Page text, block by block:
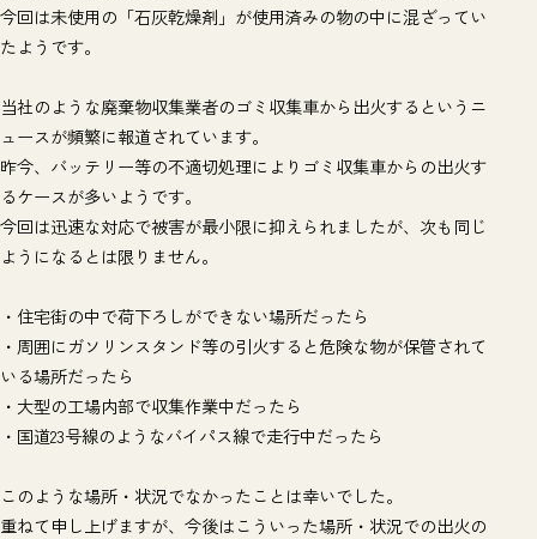
今回は未使用の「石灰乾燥剤」が使用済みの物の中に混ざってい
たようです。
当社のような廃棄物収集業者のゴミ収集車から出火するというニ
ュースが頻繁に報道されています。
昨今、バッテリー等の不適切処理によりゴミ収集車からの出火す
るケースが多いようです。
今回は迅速な対応で被害が最小限に抑えられましたが、次も同じ
ようになるとは限りません。
・住宅街の中で荷下ろしができない場所だったら
・周囲にガソリンスタンド等の引火すると危険な物が保管されて
いる場所だったら
・大型の工場内部で収集作業中だったら
・国道23号線のようなバイパス線で走行中だったら
このような場所・状況でなかったことは幸いでした。
重ねて申し上げますが、今後はこういった場所・状況での出火の